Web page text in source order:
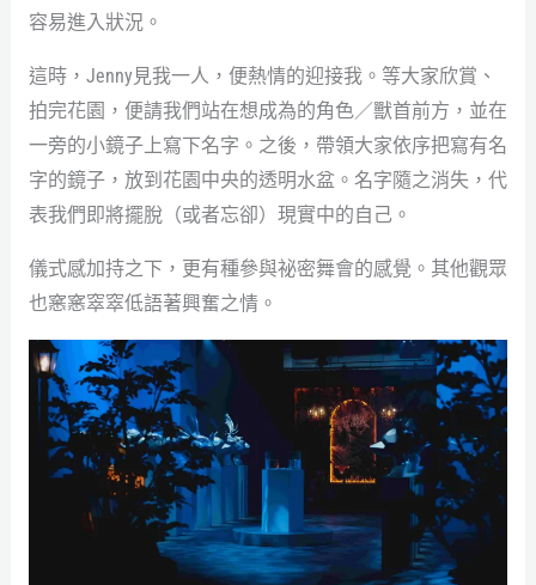
容易進入狀況。
這時，Jenny見我一人，便熱情的迎接我。等大家欣賞、
拍完花園，便請我們站在想成為的角色／獸首前方，並在
一旁的小鏡子上寫下名字。之後，帶領大家依序把寫有名
字的鏡子，放到花園中央的透明水盆。名字隨之消失，代
表我們即將擺脫（或者忘卻）現實中的自己。
儀式感加持之下，更有種參與祕密舞會的感覺。其他觀眾
也窸窸窣窣低語著興奮之情。